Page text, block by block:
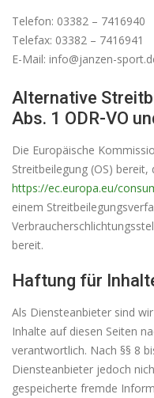
Telefon: 03382 – 7416940
Telefax: 03382 – 7416941
E-Mail: info@janzen-
Alternative
Abs. 1 ODR-VO
Die Europäische
Streitbeilegung (OS) bereit,
https://ec.europa.eu/
einem
bereit.
Haftung für
Als Diensteanbieter sind
Inhalte auf diesen Seiten
verantwortlich. Nach §§ 8
Diensteanbieter jedoch
gespeicherte fremde